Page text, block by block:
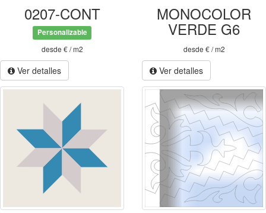
0207-CONT
Personalizable
desde € / m2
Ver detalles
MONOCOLOR
VERDE G6
desde € / m2
Ver detalles